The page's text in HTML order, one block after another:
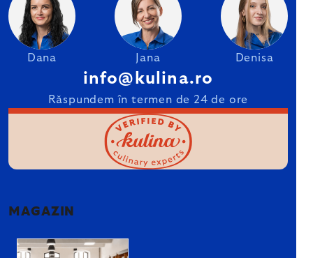
Dana Jana Denisa
info@kulina.ro
Răspundem în termen de 24 de ore
MAGAZIN